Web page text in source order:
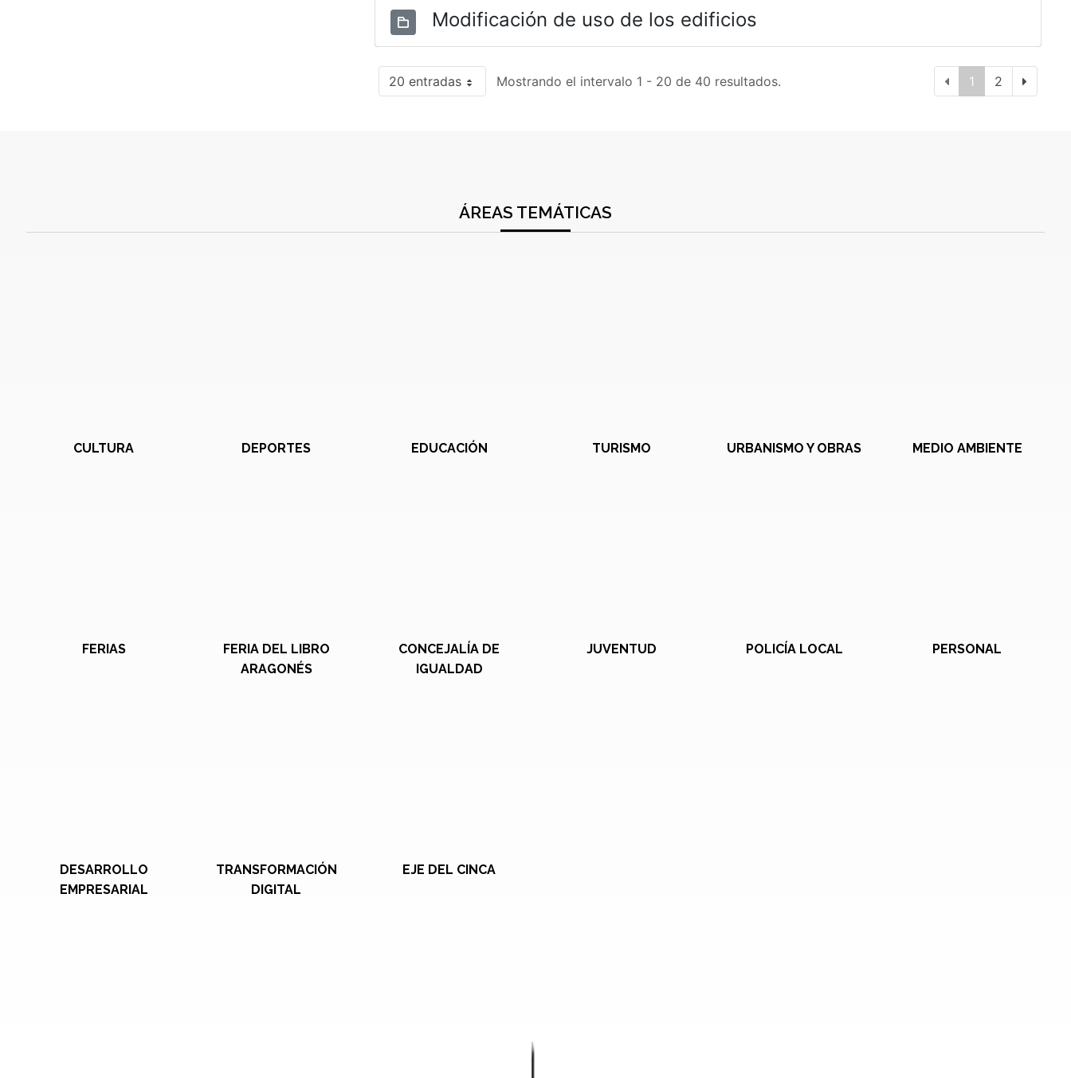
Modificación de uso de los edificios
20 entradas Mostrando el intervalo 1 - 20 de 40 resultados. 1 2
ÁREAS TEMÁTICAS
CULTURA DEPORTES EDUCACIÓN TURISMO URBANISMO Y OBRAS MEDIO AMBIENTE
FERIAS
FERIA DEL LIBRO
ARAGONÉS
CONCEJALÍA DE
IGUALDAD
JUVENTUD POLICÍA LOCAL PERSONAL
DESARROLLO
EMPRESARIAL
TRANSFORMACIÓN
DIGITAL
EJE DEL CINCA